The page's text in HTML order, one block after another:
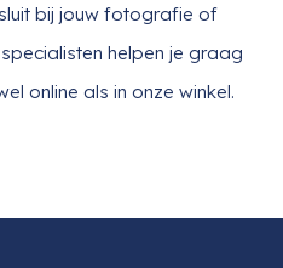
bij jouw fotografie of
helpen je graag
online als in onze winkel.